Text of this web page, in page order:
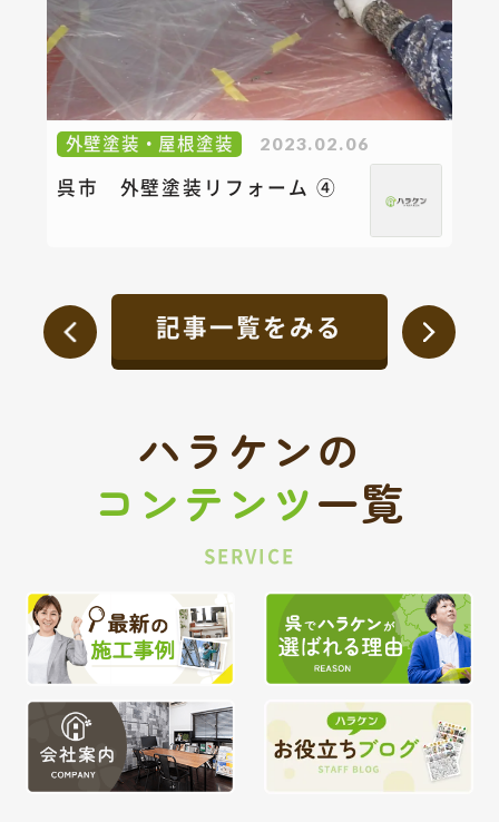
外壁塗装・屋根塗装 2023.02.06
呉市 外壁塗装リフォーム ④
記事一覧をみる
ハラケンの
コンテンツ一覧
SERVICE